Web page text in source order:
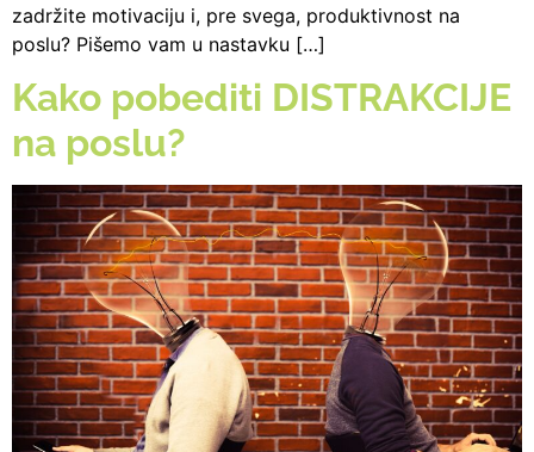
zadržite motivaciju i, pre svega, produktivnost na
poslu? Pišemo vam u nastavku […]
Kako pobediti DISTRAKCIJE
na poslu?